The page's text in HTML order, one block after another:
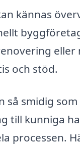
kännas
eller
och stöd.
smidig
till kunniga
processen.